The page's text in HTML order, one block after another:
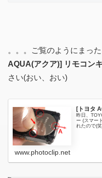
。。。ご覧のようにまっ
AQUA(アクア)] リモコン
さい(おい、おい)
[トヨタ
昨日、
ー (スマー
れたので(
www.photoclip.net